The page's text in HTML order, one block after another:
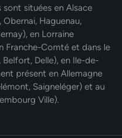
situées en Alsace
Haguenau,
en Lorraine
Franche-Comté et dans le
Delle), en Ile-de-
présent en Allemagne
Saigneléger) et au
Ville).